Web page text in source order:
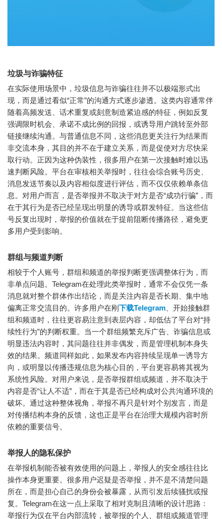
垃圾与诈骗特征
在实际使用场景中，垃圾信息与诈骗往往并不以极端形式出
现，而是通过看似“正常”的沟通方式逐步渗透。这类内容通常伴
随着高频发送、话术重复或刻意制造紧迫感的特征，例如反复
强调限时机会、承诺不成比例的回报，或诱导用户跳转至外部
链接继续沟通。与普通信息不同，这些消息更关注行为结果而
非交流本身，其目的并不在于建立关系，而是促使对方尽快采
取行动。正因为这种伪装性，很多用户在第一次接触时难以迅
速判断风险。平台在审核相关举报时，往往会综合账号历史、
消息发送节奏以及内容相似度进行评估，而不仅仅依赖单条信
息。对用户而言，是否举报并不取决于对方是否“成功行骗”，而
在于其行为是否已经呈现出明显的诱导或群发特征。当这些信
号反复出现时，举报的价值就在于提前阻断传播路径，避免更
多用户受到影响。
群组与频道判断
相较于个人账号，群组和频道的举报判断更强调整体行为，而
非单点问题。 Telegram在处理此类举报时，通常不会仅凭一条
消息就对整个群体作出结论，而是关注内容是否长期、集中地
偏离正常交流目的。许多用户在刚下载Telegram 、开始接触群
组和频道时，往往更容易注意到表层内容，却低估了平台对“持
续性行为”的判断权重。当一个群组频繁充斥广告、诈骗信息或
明显违法内容时，其问题往往并非偶发，而是管理机制本身失
效的结果。频道同样如此，如果发布内容持续呈现单一诱导方
向，或明显以传播违规信息为核心目的，平台更容易将其视为
系统性风险。对用户来说，是否举报群组或频道，并不取决于
内容是否“让人不适”，而在于其是否已经构成对公共沟通环境的
破坏。通过这种整体视角，举报不再只是针对个别发言，而是
对传播结构本身的反馈，这也正是平台在治理大规模内容时所
依赖的重要信号。
举报人的隐私保护
在举报机制能否被有效使用的问题上，举报人的安全感往往比
操作本身更重要。很多用户迟疑是否举报，并不是不清楚问题
所在，而是担心自己的身份会被暴露，从而引发后续骚扰或报
复。 Telegram在这一点上采取了相对克制且清晰的设计思路：
举报行为仅在平台内部流转，被举报的个人、群组或频道管理